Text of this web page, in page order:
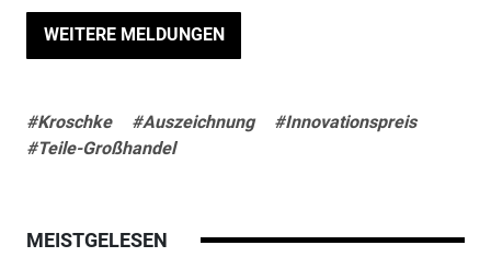
WEITERE MELDUNGEN
#Kroschke #Auszeichnung
#Innovationspreis
#Teile-Großhandel
MEISTGELESEN